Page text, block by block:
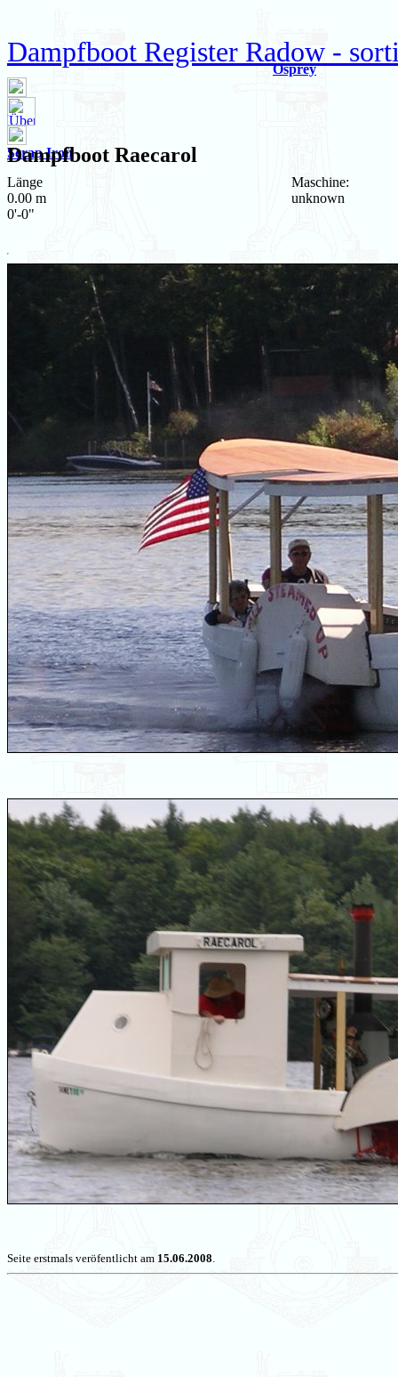
Dampfboot Register Radow -
Osprey
Scrap Iron
Dampfboot Raecarol
Länge
0.00 m
0'-0"
Maschine:
unknown
Seite erstmals veröfentlicht am 15.06.2008.